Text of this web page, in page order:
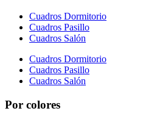
Cuadros Dormitorio
Cuadros Pasillo
Cuadros Salón
Cuadros Dormitorio
Cuadros Pasillo
Cuadros Salón
Por colores